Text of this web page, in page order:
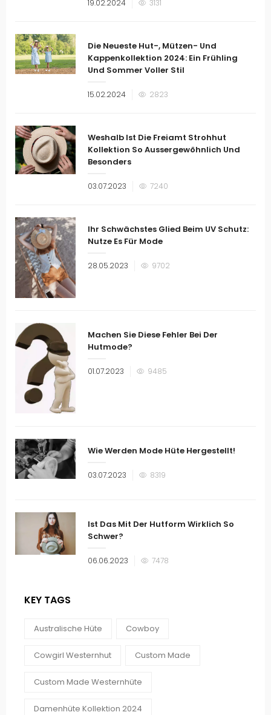
19.02.2024 3131
Die Neueste Hut-, Mützen- Und
Kappenkollektion 2024: Ein Frühling
Und Sommer Voller Stil
Veröffentlicht
15.02.2024 2823
Weshalb Ist Die Freiamt Strohhut
Kollektion So Aussergewöhnlich Und
Besonders
Veröffentlicht
03.07.2023 7240
Ihr Schwächstes Glied Beim UV Schutz:
Nutze Es Für Mode
Veröffentlicht
28.05.2023 9702
Machen Sie Diese Fehler Bei Der
Hutmode?
Veröffentlicht
01.07.2023 9485
Wie Werden Mode Hüte Hergestellt!
Veröffentlicht
03.07.2023 8319
Ist Das Mit Der Hutform Wirklich So
Schwer?
Veröffentlicht
06.06.2023 7478
KEY TAGS
Australische Hüte Cowboy
Cowgirl Westernhut Custom Made
Custom Made Westernhüte
Damenhüte Kollektion 2024